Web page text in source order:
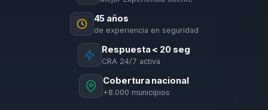
45 años
de experiencia en seguridad
Respuesta < 20 seg
CRA 24/7 activa
Cobertura nacional
+8.000 municipios